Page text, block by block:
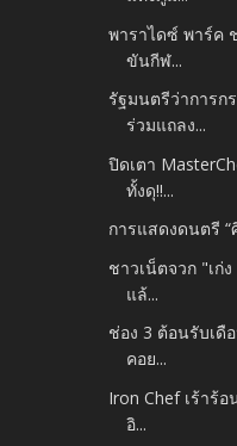
พาราไดซ์ พาร์ค
ขันกีฬ...
รัฐมนตรีว่าการก
ร่วมแถลง...
ปิดเตา
ทั้งดุ!!...
การแสดงดนตรี “
ชาวเน็ตจวก "เก่
แล้...
ช่อง 3 ต้อนรับเดื
คอย...
Iron Chef เร้าร้
อิ...